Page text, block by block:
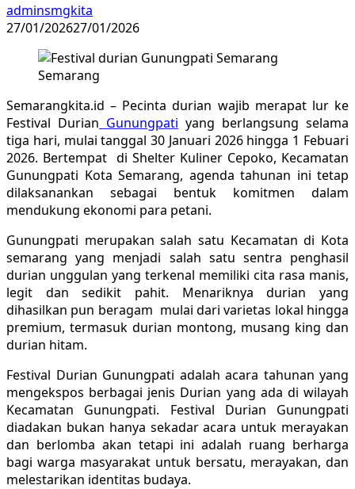
adminsmgkita
27/01/202627/01/2026
Semarangkita.id – Pecinta durian wajib merapat lur ke
Festival Durian Gunungpati yang berlangsung selama
tiga hari, mulai tanggal 30 Januari 2026 hingga 1 Febuari
2026. Bertempat di Shelter Kuliner Cepoko, Kecamatan
Gunungpati Kota Semarang, agenda tahunan ini tetap
dilaksanankan sebagai bentuk komitmen dalam
mendukung ekonomi para petani.
Gunungpati merupakan salah satu Kecamatan di Kota
semarang yang menjadi salah satu sentra penghasil
durian unggulan yang terkenal memiliki cita rasa manis,
legit dan sedikit pahit. Menariknya durian yang
dihasilkan pun beragam mulai dari varietas lokal hingga
premium, termasuk durian montong, musang king dan
durian hitam.
Festival Durian Gunungpati adalah acara tahunan yang
mengekspos berbagai jenis Durian yang ada di wilayah
Kecamatan Gunungpati. Festival Durian Gunungpati
diadakan bukan hanya sekadar acara untuk merayakan
dan berlomba akan tetapi ini adalah ruang berharga
bagi warga masyarakat untuk bersatu, merayakan, dan
melestarikan identitas budaya.